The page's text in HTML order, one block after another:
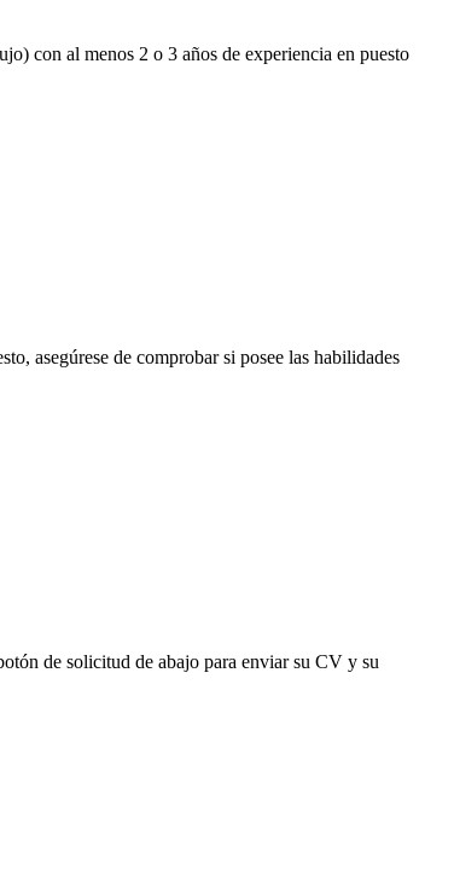
con al menos 2 o 3 años de experiencia en puesto
asegúrese de comprobar si posee las habilidades
de solicitud de abajo para enviar su CV y su